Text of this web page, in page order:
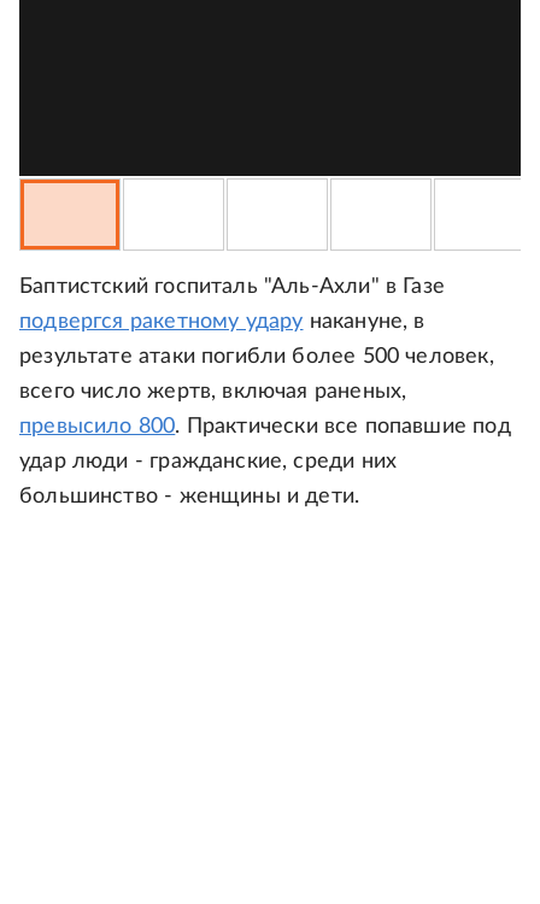
Баптистский госпиталь "Аль-Ахли" в Газе
подвергся ракетному удару накануне, в
результате атаки погибли более 500 человек,
всего число жертв, включая раненых,
превысило 800. Практически все попавшие под
удар люди - гражданские, среди них
большинство - женщины и дети.